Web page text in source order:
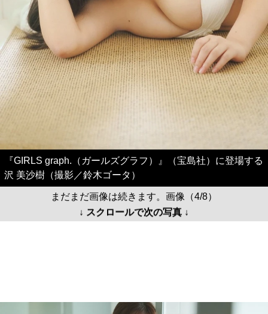
『GIRLS graph.（ガールズグラフ）』（宝島社）に登場する
沢 美沙樹（撮影／鈴木ゴータ）
まだまだ画像は続きます。画像（4/8）
↓ スクロールで次の写真 ↓